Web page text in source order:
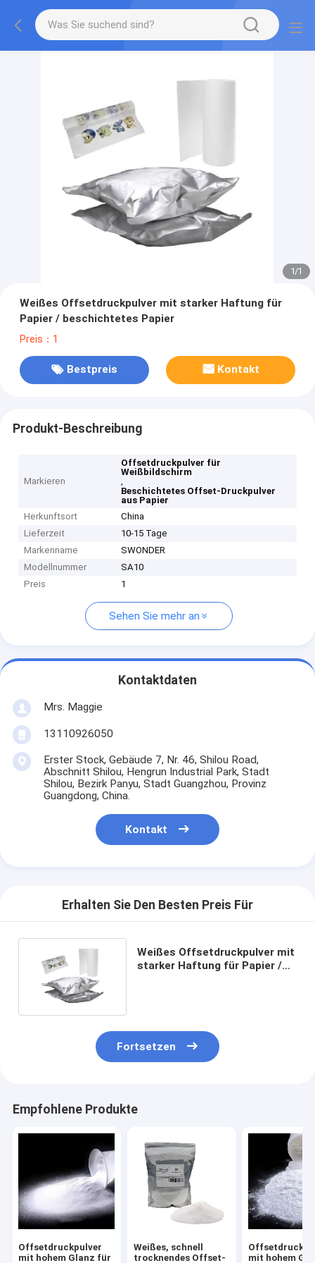
1/1
Weißes Offsetdruckpulver mit starker Haftung für
Papier / beschichtetes Papier
Preis：1
Bestpreis Kontakt
Produkt-Beschreibung
Markieren
Offsetdruckpulver für
Weißbildschirm
,
Beschichtetes Offset-Druckpulver
aus Papier
Herkunftsort
China
Lieferzeit
10-15 Tage
Markenname
SWONDER
Modellnummer
SA10
Preis
1
Sehen Sie mehr an
Kontaktdaten
Mrs. Maggie
13110926050
Erster Stock, Gebäude 7, Nr. 46, Shilou Road,
Abschnitt Shilou, Hengrun Industrial Park, Stadt
Shilou, Bezirk Panyu, Stadt Guangzhou, Provinz
Guangdong, China.
Kontakt
Erhalten Sie Den Besten Preis Für
Weißes Offsetdruckpulver mit
starker Haftung für Papier /
Fortsetzen
Empfohlene Produkte
Offsetdruckpulver
mit hohem Glanz für
Weißes, schnell
trocknendes Offset-
mit hohem